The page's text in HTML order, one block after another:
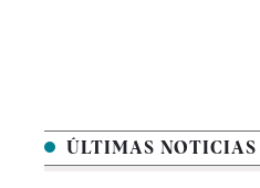
ÚLTIMAS NOTICIAS